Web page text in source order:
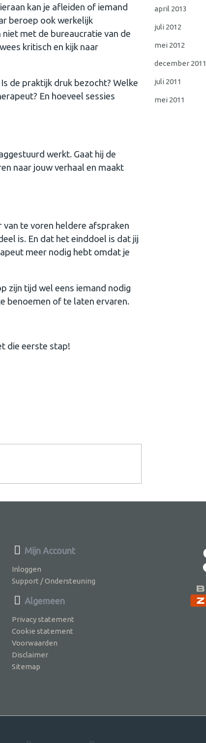
kan je afleiden of iemand
beroep ook werkelijk
met de bureaucratie van de
kritisch en kijk naar
de praktijk druk bezocht? Welke
En hoeveel sessies
werkt. Gaat hij de
naar jouw verhaal en maakt
te voren heldere afspraken
is. En dat het einddoel is dat jij
meer nodig hebt omdat je
zijn tijd wel eens iemand nodig
benoemen of te laten ervaren.
die eerste stap!
april 2013
juli 2012
mei 2012
december 2011
juli 2011
mei 2011
Mijn Account
Inloggen
Support / Ondersteuning
Algemeen
Privacy statement
Cookie statement
Voorwaarden
Disclaimer
Sitemap